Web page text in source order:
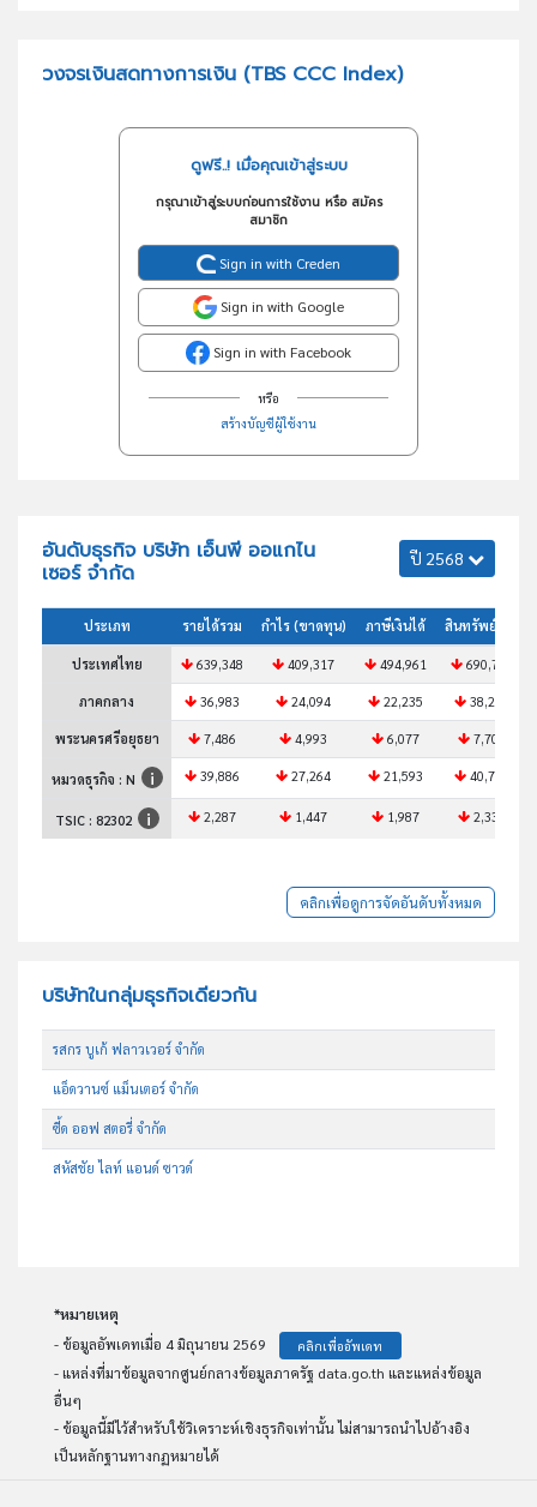
วงจรเงินสดทางการเงิน (TBS CCC Index)
ดูฟรี..! เมื่อคุณเข้าสู่ระบบ
กรุณาเข้าสู่ระบบก่อนการใช้งาน หรือ สมัคร
สมาชิก
Sign in with Creden
Sign in with Google
Sign in with Facebook
หรือ
สร้างบัญชีผู้ใช้งาน
อันดับธุรกิจ บริษัท เอ็นพี ออแกไน
เซอร์ จำกัด
ปี 2568
ประเภท รายได้รวม กำไร (ขาดทุน) ภาษีเงินได้ สินทรัพย์รวม
ประเทศไทย 639,348 409,317 494,961 690,726
ภาคกลาง 36,983 24,094 22,235 38,288
พระนครศรีอยุธยา 7,486 4,993 6,077 7,708
หมวดธุรกิจ : N 39,886 27,264 21,593 40,786
TSIC : 82302 2,287 1,447 1,987 2,336
คลิกเพื่อดูการจัดอันดับทั้งหมด
บริษัทในกลุ่มธุรกิจเดียวกัน
รสกร บูเก้ ฟลาวเวอร์ จำกัด
แอ็ดวานซ์ แม็นเตอร์ จำกัด
ซี้ด ออฟ สตอรี่ จำกัด
สหัสชัย ไลท์ แอนด์ ซาวด์
*หมายเหตุ
- ข้อมูลอัพเดทเมื่อ 4 มิถุนายน 2569
คลิกเพื่ออัพเดท
- แหล่งที่มาข้อมูลจากศูนย์กลางข้อมูลภาครัฐ data.go.th และแหล่งข้อมูล
อื่นๆ
- ข้อมูลนี้มีไว้สำหรับใช้วิเคราะห์เชิงธุรกิจเท่านั้น ไม่สามารถนำไปอ้างอิง
เป็นหลักฐานทางกฏหมายได้